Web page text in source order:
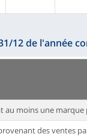
12 de l'année
au moins une marque
des ventes